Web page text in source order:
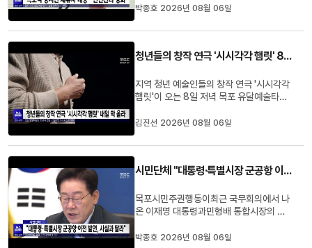
해 이용객 불편과 안전 위해 요인을 확인하
맞춤형 서비스를 연계할 계획이라고 밝혔
센터 등 관계기관과 협력해 응...
박종호 2026년 08월 06일
청년들의 창작 연극 '시시각각 햄릿' 8일 막 올라
지역 청년 예술인들의 창작 연극 '시시각각
햄릿'이 오는 8일 저녁 목포 유달예술타운
청년예술활동 지원사업으로진행되는 이번
햄릿과 접목시켜 전라도 사투리로선보이는
패를 아름답게 그려낼 예...
김진선 2026년 08월 06일
시민단체 "대통령·특별시장 군공항 이전 발언, 사실과 달라"
목포시민주권행동이최근 국무회의에서 나
온 이재명 대통령과민형배 통합시장의 광
분히 반영하지 못했다고 비판했습니다.이
박종호 2026년 08월 06일